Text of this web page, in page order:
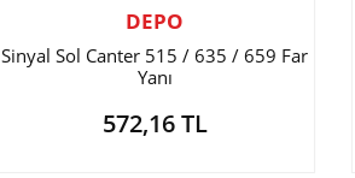
DEPO
Sinyal Sol Canter 515 / 635 / 659 Far
Yanı
572,16 TL